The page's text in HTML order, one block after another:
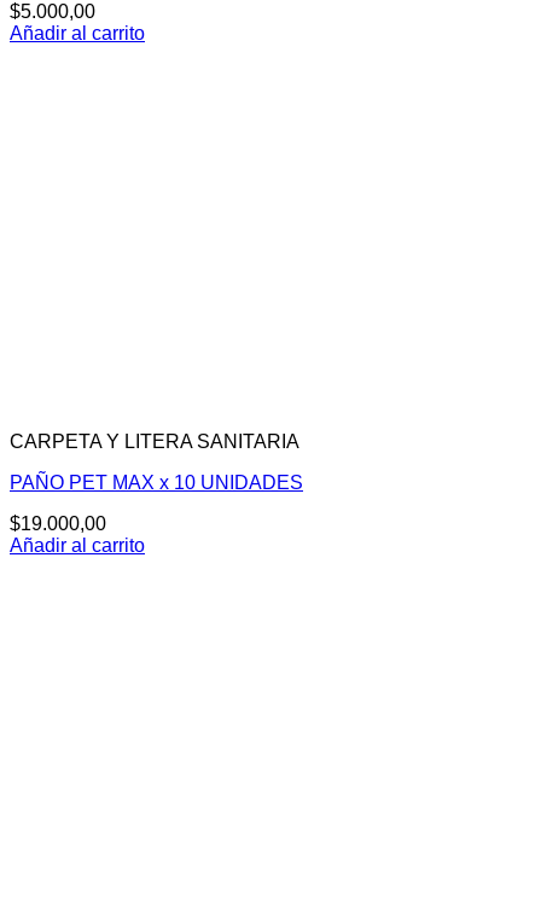
$5.000,00
Añadir al carrito
CARPETA Y LITERA SANITARIA
PAÑO PET MAX x 10 UNIDADES
$19.000,00
Añadir al carrito